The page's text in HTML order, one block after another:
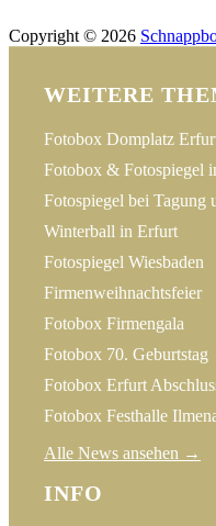
Copyright © 2026
WEITERE
Fotobox Domplatz
Fotobox & Fotospiegel
Fotospiegel bei Tagung
Winterball in Erfurt
Fotospiegel Wiesbaden
Firmenweihnachtsfeier
Fotobox Firmengala
Fotobox 70. Geburtstag
Fotobox Erfurt
Fotobox Festhalle
Alle News ansehen →
INFO